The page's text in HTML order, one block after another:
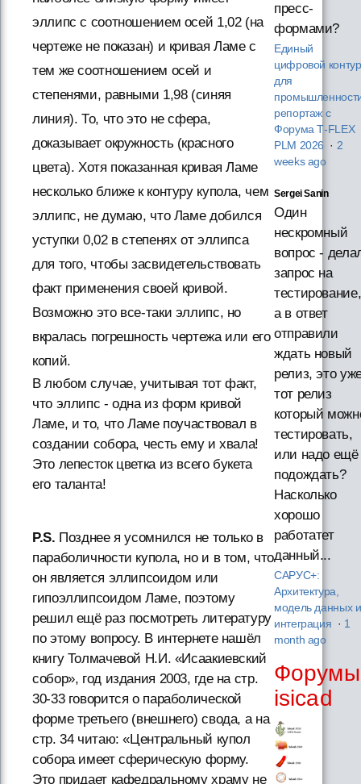
эллипс с соотношением осей 1,02 (на
чертеже не показан) и кривая Ламе с
тем же соотношением осей и
степенями, равными 1,98 (синяя
линия). То, что это не сфера,
доказывает окружность (красного
цвета). Хотя показанная кривая Ламе
несколько ближе к контуру купола, чем
эллипс, не думаю, что Ламе добился
уступки 0,02 в степенях от эллипса
для того, чтобы засвидетельствовать
факт применения своей кривой.
Возможно это все-таки эллипс, но
вкралась погрешность чертежа или его
копий.
В любом случае, учитывая тот факт,
что эллипс - одна из форм кривой
Ламе, и то, что Ламе поучаствовал в
создании собора, честь ему и хвала!
Это лепесток цветка из всего букета
его таланта!
P.S. Позднее я усомнился не только в
параболичности купола, но и в том, что
он является эллипсоидом или
гипоэллипсоидом Ламе, поэтому
решил ещё раз посмотреть литературу
по этому вопросу. В интернете нашёл
книгу Толмачевой Н.И. «Исаакиевский
собор», год издания 2003, где на стр.
30-33 говорится о параболической
форме третьего (внешнего) свода, а на
стр. 34 читаю: «Центральный купол
собора имеет сферическую форму.
Это придает кафедральному храму не
пресс-
формами?
Единый
цифровой контур
для
репортаж с
Форума T‑FLEX
PLM 2026 · 2
weeks ago
Sergei Sanin
Один
нескромный
вопрос -
запрос на
тестирование,
а в ответ
отправили
ждать новый
релиз, это
тот релиз
который
тестировать,
или надо ещё
подождать?
Насколько
хорошо
работатет
данный...
САРУС+:
Архитектура,
модель данных и
интеграция · 1
month ago
Форумы
isicad